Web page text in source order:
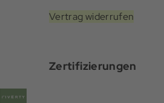
Vertrag widerrufen
Zertifizierungen